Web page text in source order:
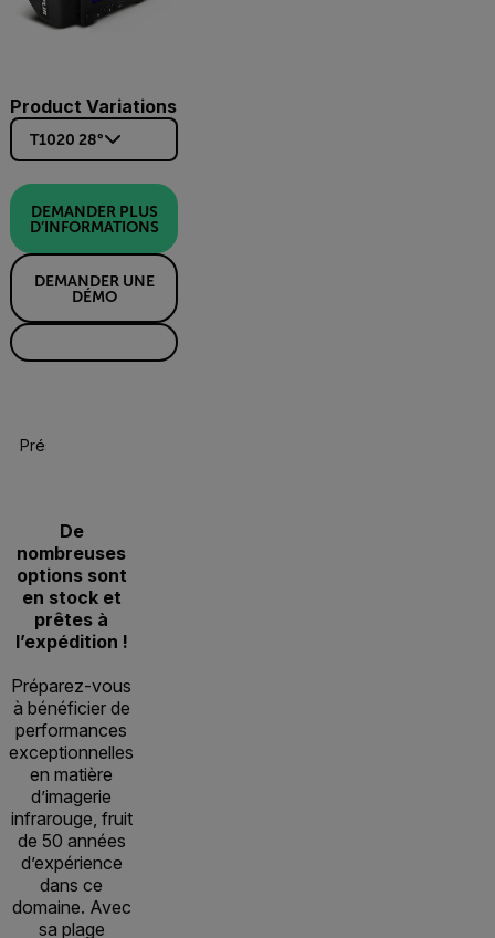
Product Variations
T1020 28°
DEMANDER PLUS
D’INFORMATIONS
DEMANDER UNE
DÉMO
Présentation Du Produit
De
nombreuses
options sont
en stock et
prêtes à
l’expédition !
Préparez-vous
à bénéficier de
performances
exceptionnelles
en matière
d’imagerie
infrarouge, fruit
de 50 années
d’expérience
dans ce
domaine. Avec
sa plage